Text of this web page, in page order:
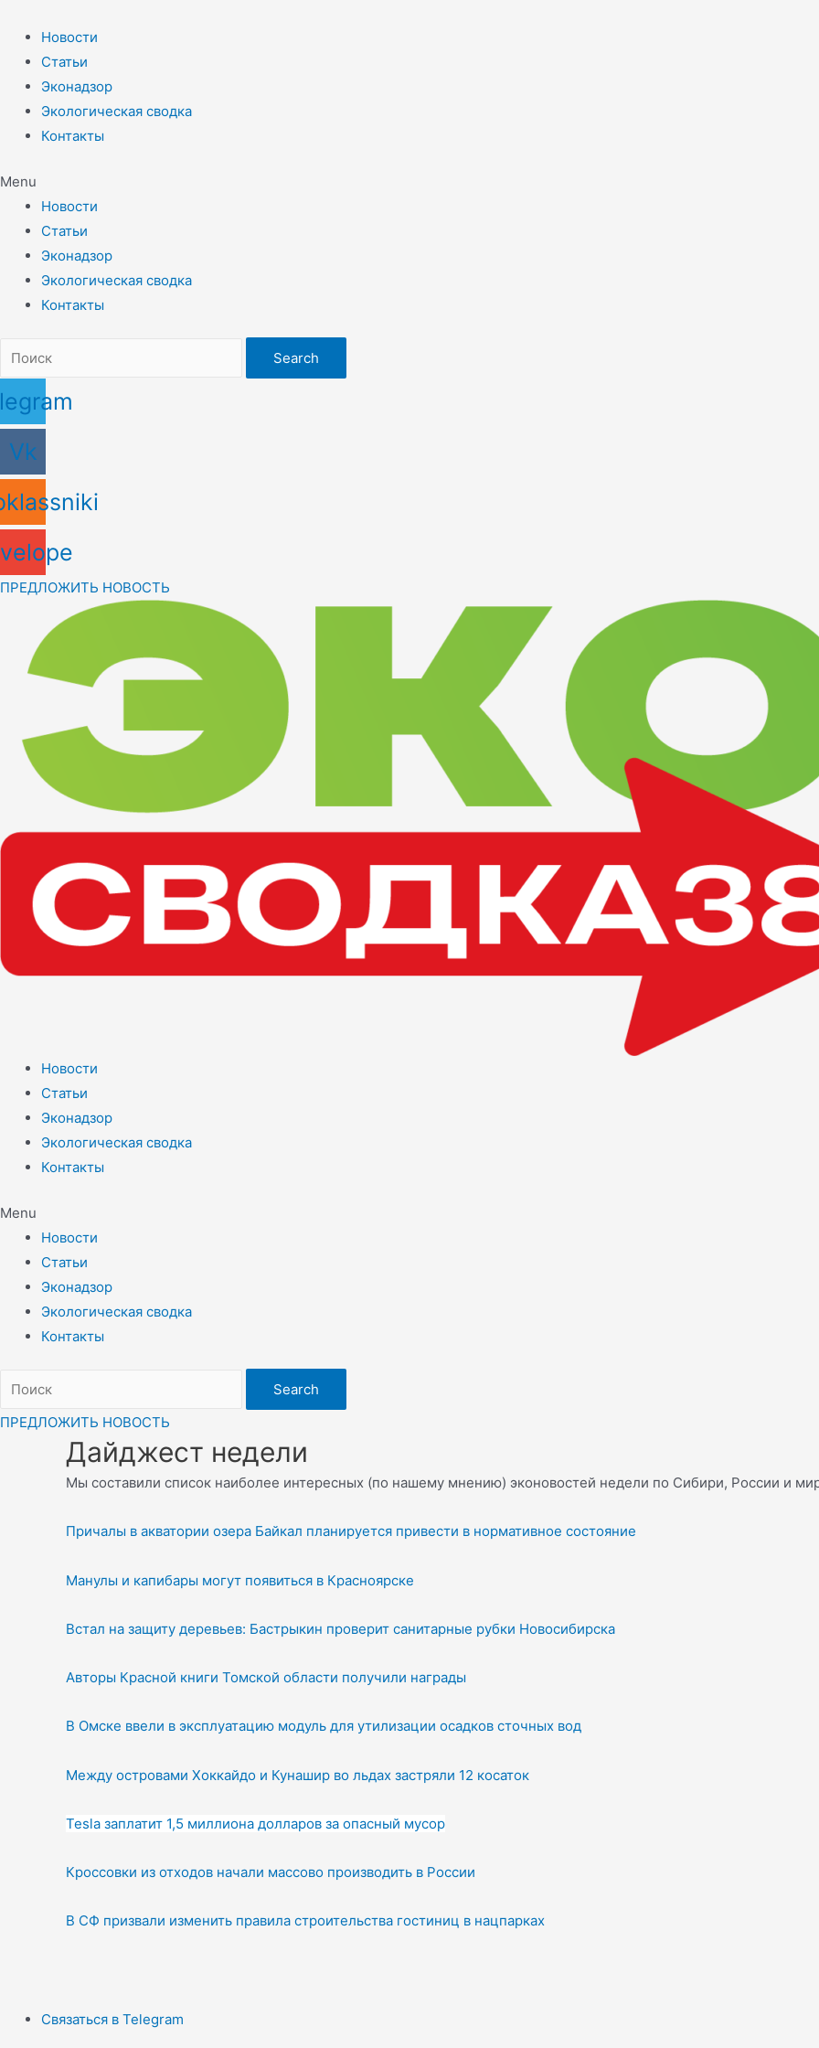
содержимому
Новости
Статьи
Эконадзор
Экологическая сводка
Контакты
Menu
Новости
Статьи
Эконадзор
Экологическая сводка
Контакты
Search
Vk
ПРЕДЛОЖИТЬ НОВОСТЬ
Новости
Статьи
Эконадзор
Экологическая сводка
Контакты
Menu
Новости
Статьи
Эконадзор
Экологическая сводка
Контакты
Search
ПРЕДЛОЖИТЬ НОВОСТЬ
Дайджест недели
Мы составили список наиболее интересных (по нашему мнению) эконовостей недели по Сибири, России и
Причалы в акватории озера Байкал планируется привести в нормативное состояние
Манулы и капибары могут появиться в Красноярске
Встал на защиту деревьев: Бастрыкин проверит санитарные рубки Новосибирска
Авторы Красной книги Томской области получили награды
В Омске ввели в эксплуатацию модуль для утилизации осадков сточных вод
Между островами Хоккайдо и Кунашир во льдах застряли 12 косаток
Tesla заплатит 1,5 миллиона долларов за опасный мусор
Кроссовки из отходов начали массово производить в России
В СФ призвали изменить правила строительства гостиниц в нацпарках
Связаться в Telegram